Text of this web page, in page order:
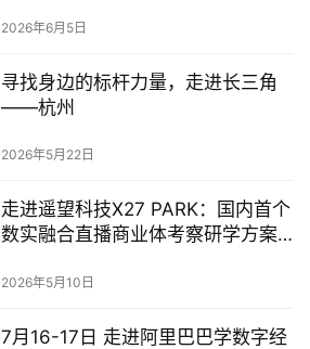
2026年6月5日
寻找身边的标杆力量，走进长三角
——杭州
2026年5月22日
走进遥望科技X27 PARK：国内首个
数实融合直播商业体考察研学方案
2026年5月10日
7月16-17日 走进阿里巴巴学数字经